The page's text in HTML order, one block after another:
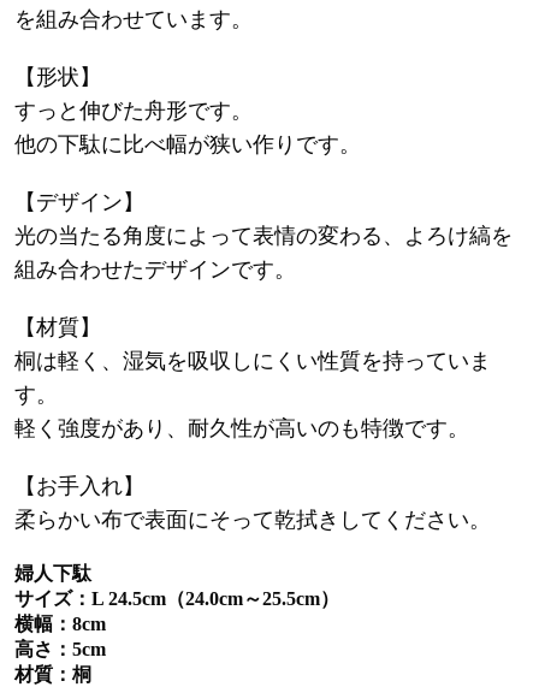
を組み合わせています。
【形状】
すっと伸びた舟形です。
他の下駄に比べ幅が狭い作りです。
【デザイン】
光の当たる角度によって表情の変わる、よろけ縞を
組み合わせたデザインです。
【材質】
桐は軽く、湿気を吸収しにくい性質を持っていま
す。
軽く強度があり、耐久性が高いのも特徴です。
【お手入れ】
柔らかい布で表面にそって乾拭きしてください。
婦人下駄
サイズ：L 24.5cm（24.0cm～25.5cm）
横幅：8cm
高さ：5cm
材質：桐